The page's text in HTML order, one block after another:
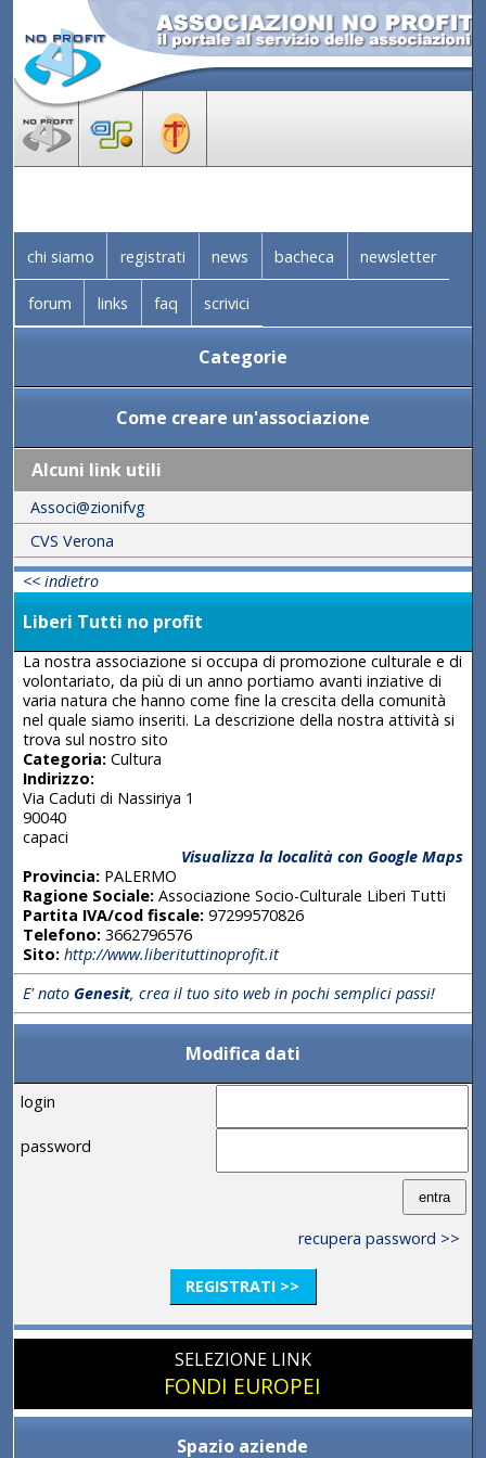
chi siamo registrati news bacheca newsletter
forum links faq scrivici
Categorie
Come creare un'associazione
Alcuni link utili
Associ@zionifvg
CVS Verona
<< indietro
Liberi Tutti no profit
La nostra associazione si occupa di promozione culturale e di
volontariato, da più di un anno portiamo avanti inziative di
varia natura che hanno come fine la crescita della comunità
nel quale siamo inseriti. La descrizione della nostra attività si
trova sul nostro sito
Categoria:Cultura
Indirizzo:
Via Caduti di Nassiriya 1
90040
capaci
Visualizza la località con Google Maps
Provincia:PALERMO
Ragione Sociale:Associazione Socio-Culturale Liberi Tutti
Partita IVA/cod fiscale:97299570826
Telefono:3662796576
Sito: http://www.liberituttinoprofit.it
E' nato Genesit, crea il tuo sito web in pochi semplici passi!
Modifica dati
login
password
recupera password >>
REGISTRATI >>
SELEZIONE LINK
FONDI EUROPEI
Spazio aziende